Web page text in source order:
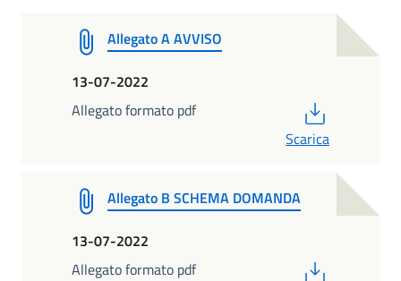
Allegato A AVVISO
13-07-2022
Allegato formato pdf
Scarica
Allegato B SCHEMA DOMANDA
13-07-2022
Allegato formato pdf